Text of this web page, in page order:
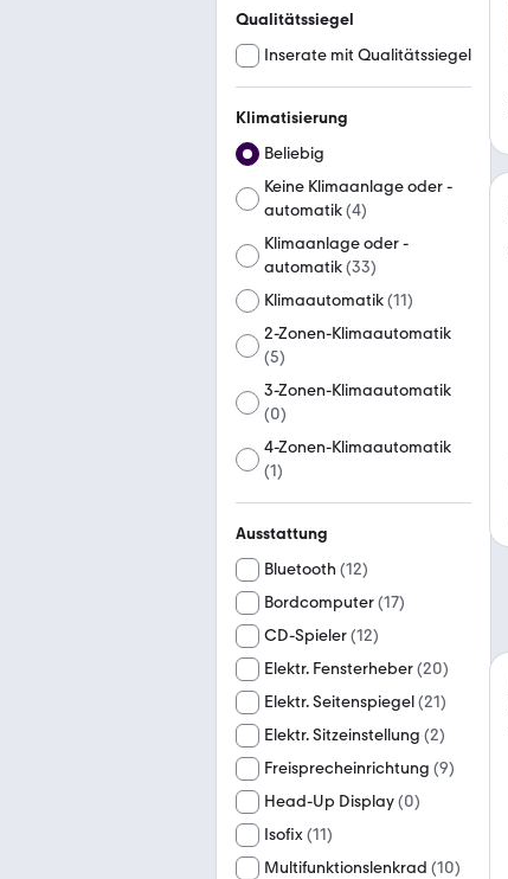
Qualitätssiegel
Inserate mit Qualitätssiegel
Klimatisierung
Beliebig
Keine Klimaanlage oder -
automatik(4)
Klimaanlage oder -
automatik(33)
Klimaautomatik(11)
2-Zonen-Klimaautomatik
(5)
3-Zonen-Klimaautomatik
(0)
4-Zonen-Klimaautomatik
(1)
Ausstattung
Bluetooth (12)
Bordcomputer(17)
CD-Spieler(12)
Elektr. Fensterheber(20)
Elektr. Seitenspiegel(21)
Elektr. Sitzeinstellung (2)
Freisprecheinrichtung (9)
Head-Up Display(0)
Isofix(11)
Multifunktionslenkrad (10)